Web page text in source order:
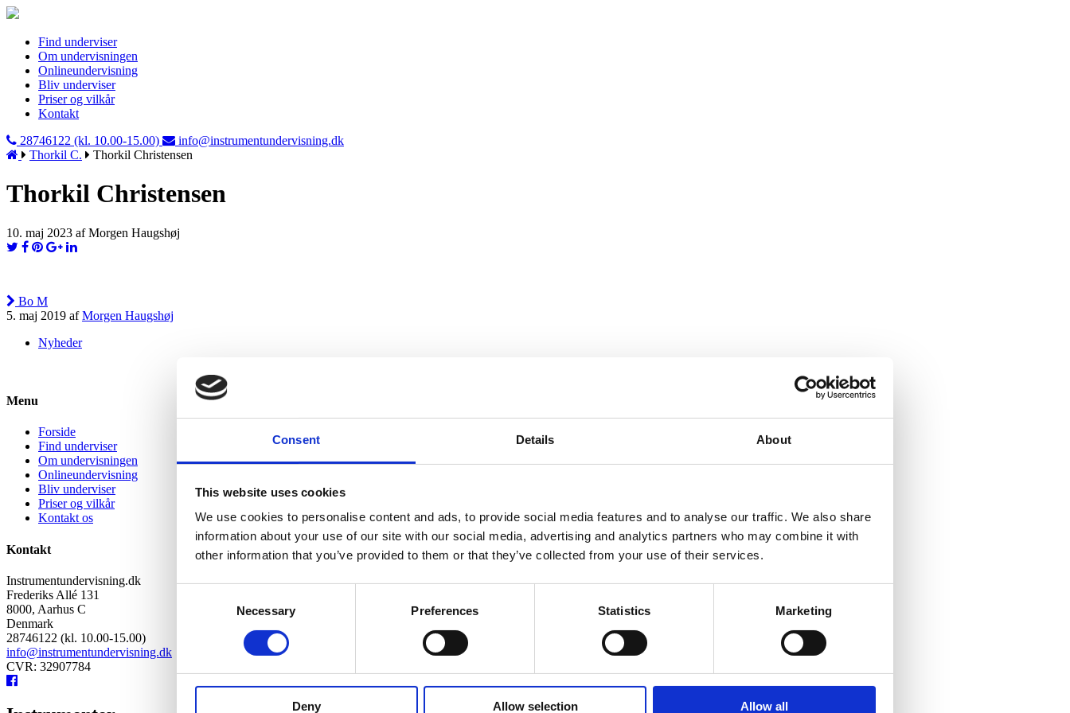
Consent Details About
This website uses cookies
We use cookies to personalise content and ads, to provide social media features and to analyse our traffic. We also share
information about your use of our site with our social media, advertising and analytics partners who may combine it with
other information that you’ve provided to them or that they’ve collected from your use of their services.
Necessary Preferences Statistics Marketing
Deny Allow selection Allow all
Find underviser
Om undervisningen
Onlineundervisning
Bliv underviser
Priser og vilkår
Kontakt
28746122 (kl. 10.00-15.00)
info@instrumentundervisning.dk
Thorkil C.
Thorkil Christensen
Thorkil Christensen
10. maj 2023 af Morgen Haugshøj
Bo M
5. maj 2019 afMorgen Haugshøj
Nyheder
Menu
Forside
Find underviser
Om undervisningen
Onlineundervisning
Bliv underviser
Priser og vilkår
Kontakt os
Kontakt
Instrumentundervisning.dk
Frederiks Allé 131
8000, Aarhus C
Denmark
28746122 (kl. 10.00-15.00)
info@instrumentundervisning.dk
CVR: 32907784